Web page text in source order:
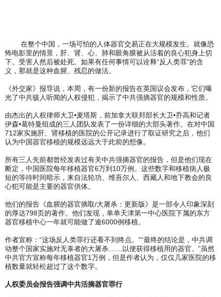
在整个中国，一场可怕的人体器官交易正在大规模发生。就像恐
怖电影里的情景，肝、肾、心、肺和眼角膜被从活着的良心犯身上切
下。受害人然后被处死。如果有任何事情可以诠释“反人类罪”的含
义，那就是这种血腥、残忍的做法。
《外交家》报导说，本周，有一份新的报告在英国议会发布，它们曝
光了中共骇人听闻的人权侵犯，揭示了中共强摘器官的规模和性质。
由杰出的人权律师大卫•麦塔斯，前加拿大联邦部长大卫•乔高和记者
伊森•葛特曼组成的三人团队发表了一份详细的大部头著作。在对中国
712家实施肝、肾移植的医院的公开记录进行了取证研究之后，他们
认为中国器官移植的规模远远大于此前的想像。
所有三人先前都曾经发表过有关中共强摘器官的报告，但是他们现在
断定，中国医院每年移植器官6万到10万例。这些数字和移植病人极
短的等待时间暗示，来自法轮功、维吾尔人、西藏人和地下教会的良
心犯可能是主要的器官供体。
他们的报告《血腥的器官摘取/大屠杀：更新版》是一部令人印象深刻
的厚达798页的著作。他们发现，单单天津第一中心医院下属的东方
器官移植中心一年就可能做了逾6000例移植。
作者宣称：“这场反人类罪行还看不到终点。”“最终的结论是，中共调
动整个国家实施对无辜者的大屠杀……以便获得移植用的器官。”虽然
中共官方宣称每年移植器官1万例，但是作者认为，仅仅几家医院的移
植数量就轻松超过了这个数字。
人权委员会报告强调中共活摘器官罪行